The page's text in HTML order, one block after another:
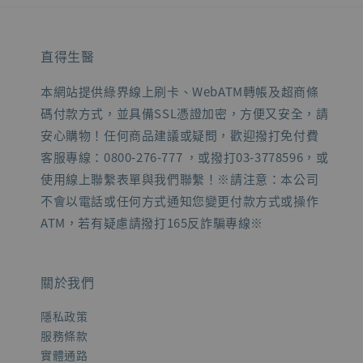
直得生醫
本網站提供綠界線上刷卡、WebATM轉帳及超商條
碼付款方式，並具備SSL憑證加密，方便又安全，請
安心購物！任何商品建議或疑問，歡迎撥打免付費
客服專線：0800-276-777 ，或撥打03-3778596，或
使用線上聯繫表單與我們聯繫！※請注意：本公司
不會以電話或任何方式通知您變更付款方式或操作
ATM，若有疑慮請撥打165反詐騙專線※
關於我們
隱私政策
服務條款
實體通路